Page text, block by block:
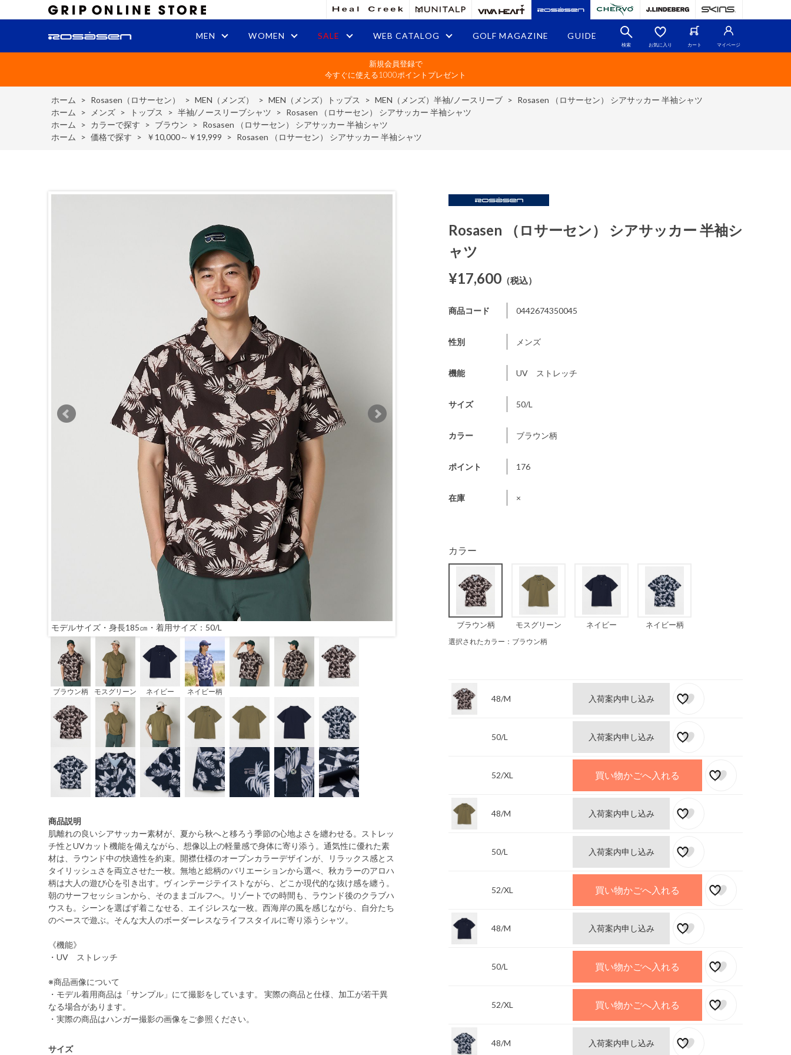
MEN WOMEN SALE WEB CATALOG GOLF MAGAZINE GUIDE
検索 お気に入り カート マイページ
新規会員登録で
今すぐに使える1000ポイントプレゼント
ホーム > Rosasen（ロサーセン） > MEN（メンズ） > MEN（メンズ）トップス > MEN（メンズ）半袖/ノースリーブ > Rosasen （ロサーセン） シアサッカー 半袖シャツ
ホーム
> メンズ > トップス > 半袖/ノースリーブシャツ > Rosasen （ロサーセン） シアサッカー 半袖シャツ
ホーム
> カラーで探す > ブラウン > Rosasen （ロサーセン） シアサッカー 半袖シャツ
ホーム
> 価格で探す > ￥10,000～￥19,999 > Rosasen （ロサーセン） シアサッカー 半袖シャツ
モデルサイズ・身長185㎝・着用サイズ：50/L
ブラウン柄 モスグリーン ネイビー ネイビー柄
商品説明
肌離れの良いシアサッカー素材が、夏から秋へと移ろう季節の心地よさを纏わせる。ストレッ
チ性とUVカット機能を備えながら、想像以上の軽量感で身体に寄り添う。通気性に優れた素
材は、ラウンド中の快適性を約束。開襟仕様のオープンカラーデザインが、リラックス感とス
タイリッシュさを両立させた一枚。無地と総柄のバリエーションから選べ、秋カラーのアロハ
柄は大人の遊び心を引き出す。ヴィンテージテイストながら、どこか現代的な抜け感を纏う。
朝のサーフセッションから、そのままゴルフへ。リゾートでの時間も、ラウンド後のクラブハ
ウスも。シーンを選ばず着こなせる、エイジレスな一枚。西海岸の風を感じながら、自分たち
のペースで遊ぶ。そんな大人のボーダーレスなライフスタイルに寄り添うシャツ。
《機能》
・UV ストレッチ
※商品画像について
・モデル着用商品は「サンプル」にて撮影をしています。 実際の商品と仕様、加工が若干異
なる場合があります。
・実際の商品はハンガー撮影の画像をご参照ください。
サイズ
Rosasen （ロサーセン） シアサッカー 半袖シ
ャツ
¥17,600 （税込）
商品コード 0442674350045
性別 メンズ
機能 UV ストレッチ
サイズ 50/L
カラー ブラウン柄
ポイント 176
在庫 ×
カラー
ブラウン柄 モスグリーン ネイビー ネイビー柄
選択されたカラー：ブラウン柄
48/M 入荷案内申し込み
50/L 入荷案内申し込み
52/XL 買い物かごへ入れる
48/M 入荷案内申し込み
50/L 入荷案内申し込み
52/XL 買い物かごへ入れる
48/M 入荷案内申し込み
50/L 買い物かごへ入れる
52/XL 買い物かごへ入れる
48/M 入荷案内申し込み